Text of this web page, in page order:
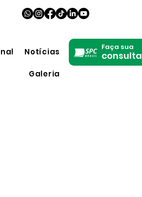
Notícias
Galeria
Faça sua
consulta